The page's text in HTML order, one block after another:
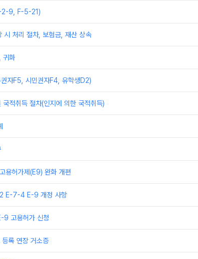
2-9, F-5-21)
시 처리 절차, 보험금, 재산 상속
귀화
자F5, 시민권자F4, 유학생D2)
적취득 절차(인지에 의한 국적취득)
용허가제(E9) 완화 개편
E-7-4 E-9 개정 사항
9 고용허가 신청
록 연장 거소증